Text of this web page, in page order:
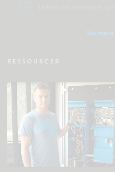
fjernovervågning
Tjek fællesskabets
Generelle
Vis mere
RESSOURCER